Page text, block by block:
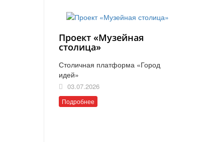
Проект «Музейная
столица»
Столичная платформа «Город
идей»
03.07.2026
Подробнее